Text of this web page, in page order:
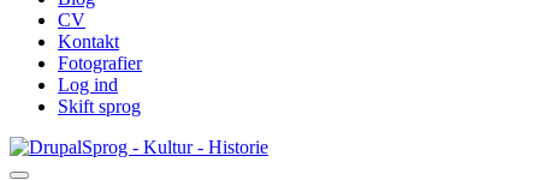
CV
Kontakt
Fotografier
Log ind
Skift sprog
Gå
til
Sprog - Kultur - Historie